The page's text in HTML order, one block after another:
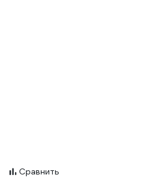
Сравнить